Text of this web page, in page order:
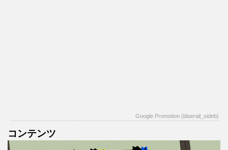
Google Promotion (bluerail_sideb)
コンテンツ